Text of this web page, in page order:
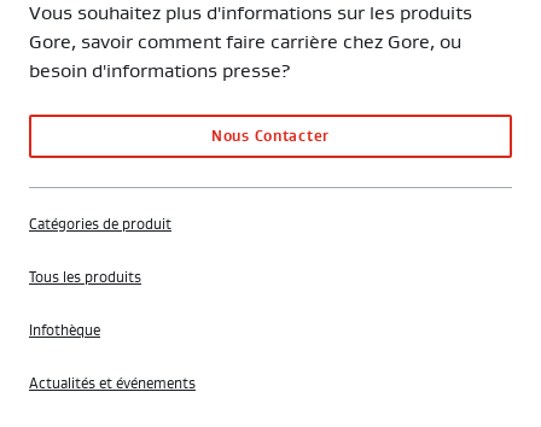
Vous souhaitez plus d'informations sur les produits
Gore, savoir comment faire carrière chez Gore, ou
besoin d'informations presse?
Nous Contacter
Catégories de produit
Tous les produits
Infothèque
Actualités et événements